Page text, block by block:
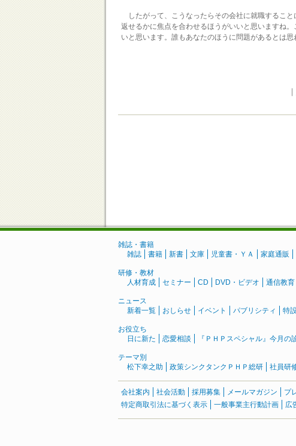
したがって、こうなったらその会社に就職するこ
返せるかに焦点を合わせるほうがいいと思いますね
いと思います。誰もあなたのほうに問題があるとは思
｜
雑誌・書籍
雑誌
書籍 新書 文庫 児童書・ＹＡ 家庭通販
研修・教材
人材育成
セミナー CD DVD・ビデオ 通信教育
ニュース
新着一覧
おしらせ イベント パブリシティ 特
お役立ち
日に新た
恋愛相談 『ＰＨＰスペシャル』今月の
テーマ別
松下幸之助
政策シンクタンクＰＨＰ総研 社員研
会社案内 社会活動 採用募集 メールマガジン プ
特定商取引法に基づく表示
一般事業主行動計画 広